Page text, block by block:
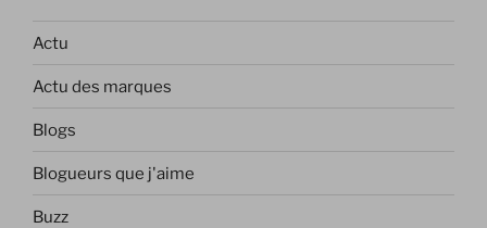
Actu
Actu des marques
Blogs
Blogueurs que j'aime
Buzz